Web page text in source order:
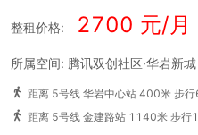
整租价格: 2700 元/月
所属空间: 腾讯双创社区·华岩新城
距离 5号线 华岩中心站 400米 步
距离 5号线 金建路站 1140米 步行